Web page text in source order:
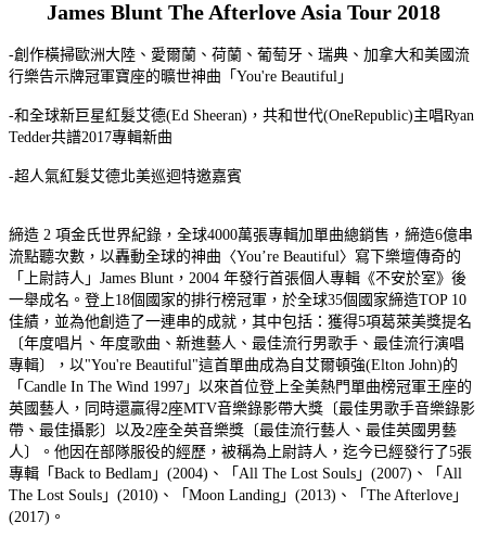
James Blunt The Afterlove Asia Tour 2018
-創作橫掃歐洲大陸、愛爾蘭、荷蘭、葡萄牙、瑞典、加拿大和美國流
行樂告示牌冠軍寶座的曠世神曲「You're Beautiful」
-和全球新巨星紅髮艾德(Ed Sheeran)，共和世代(OneRepublic)主唱Ryan
Tedder共譜2017專輯新曲
-超人氣紅髮艾德北美巡迴特邀嘉賓
締造 2 項金氏世界紀錄，全球4000萬張專輯加單曲總銷售，締造6億串
流點聽次數，以轟動全球的神曲〈You’re Beautiful〉寫下樂壇傳奇的
「上尉詩人」James Blunt，2004 年發行首張個人專輯《不安於室》後
一舉成名。登上18個國家的排行榜冠軍，於全球35個國家締造TOP 10
佳績，並為他創造了一連串的成就，其中包括：獲得5項葛萊美獎提名
〔年度唱片、年度歌曲、新進藝人、最佳流行男歌手、最佳流行演唱
專輯〕，以"You're Beautiful"這首單曲成為自艾爾頓強(Elton John)的
「Candle In The Wind 1997」以來首位登上全美熱門單曲榜冠軍王座的
英國藝人，同時還贏得2座MTV音樂錄影帶大獎〔最佳男歌手音樂錄影
帶、最佳攝影〕以及2座全英音樂獎〔最佳流行藝人、最佳英國男藝
人〕。他因在部隊服役的經歷，被稱為上尉詩人，迄今已經發行了5張
專輯「Back to Bedlam」(2004)、「All The Lost Souls」(2007)、「All
The Lost Souls」(2010)、「Moon Landing」(2013)、「The Afterlove」
(2017)。